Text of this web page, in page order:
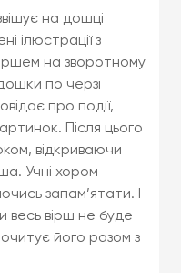
на дошці
ілюстрації з
на зворотному
по черзі
про події,
Після цього
відкриваючи
Учні хором
запам’ятати. І
весь вірш не буде
його разом з